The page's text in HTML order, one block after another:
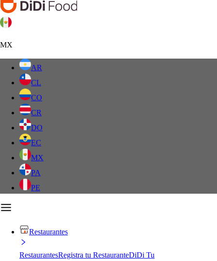
MX
AR
CL
CO
CR
DO
EC
MX
PA
PE
Restaurantes
RestaurantesRegistra tu RestauranteDiDi Tu